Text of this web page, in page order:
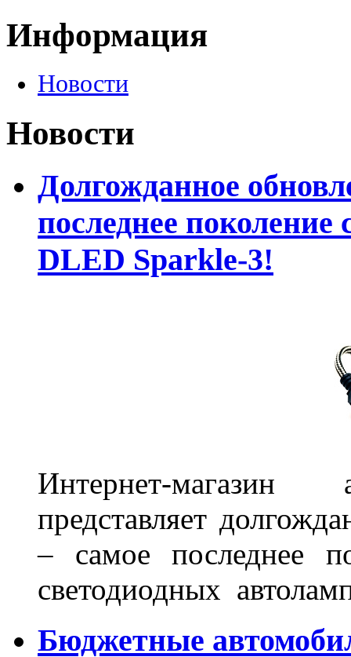
Информация
Новости
Новости
Долгожданное
последнее
DLED Sparkle-3!
Интернет-магазин
представляет
– самое последнее
светодиодных
Бюджетные